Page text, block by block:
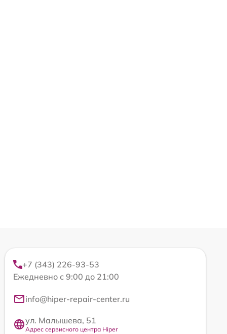
+7 (343) 226-93-53
Ежедневно с 9:00 до 21:00
info@hiper-repair-center.ru
ул. Малышева, 51
Адрес сервисного центра Hiper